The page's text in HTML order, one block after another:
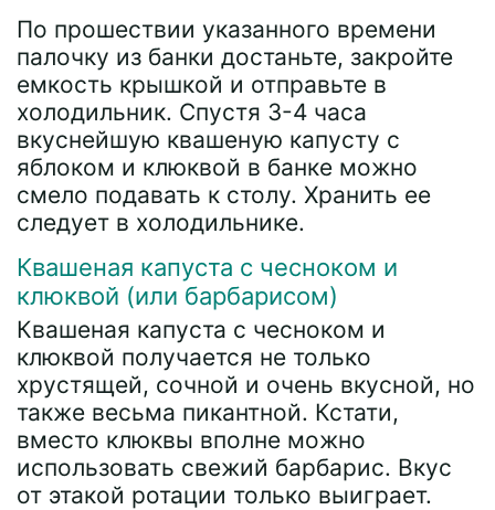
По прошествии указанного времени
палочку из банки достаньте, закройте
емкость крышкой и отправьте в
холодильник. Спустя 3-4 часа
вкуснейшую квашеную капусту с
яблоком и клюквой в банке можно
смело подавать к столу. Хранить ее
следует в холодильнике.
Квашеная капуста с чесноком и
клюквой (или барбарисом)
Квашеная капуста с чесноком и
клюквой получается не только
хрустящей, сочной и очень вкусной, но
также весьма пикантной. Кстати,
вместо клюквы вполне можно
использовать свежий барбарис. Вкус
от этакой ротации только выиграет.